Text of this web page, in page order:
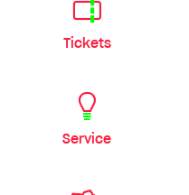
Tickets
Service